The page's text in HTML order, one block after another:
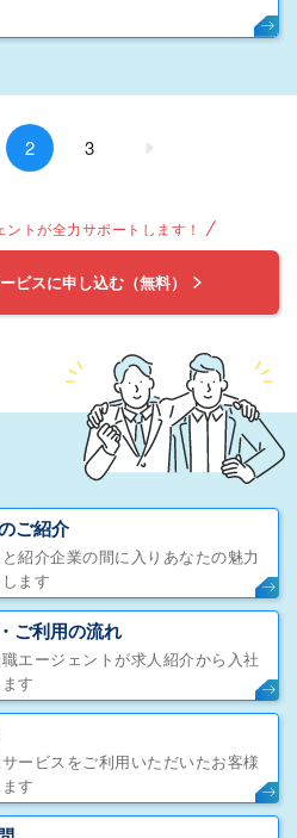
2 3
トが全力サポートします！
ビスに申し込む（無料）
ご紹介
紹介企業の間に入りあなたの魅力
ます
ご利用の流れ
エージェントが求人紹介から入社
す
ービスをご利用いただいたお客様
す